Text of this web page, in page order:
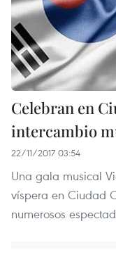
Celebran en
intercambio
22/11/2017 03:54
Una gala musical
víspera en Ciudad
numerosos